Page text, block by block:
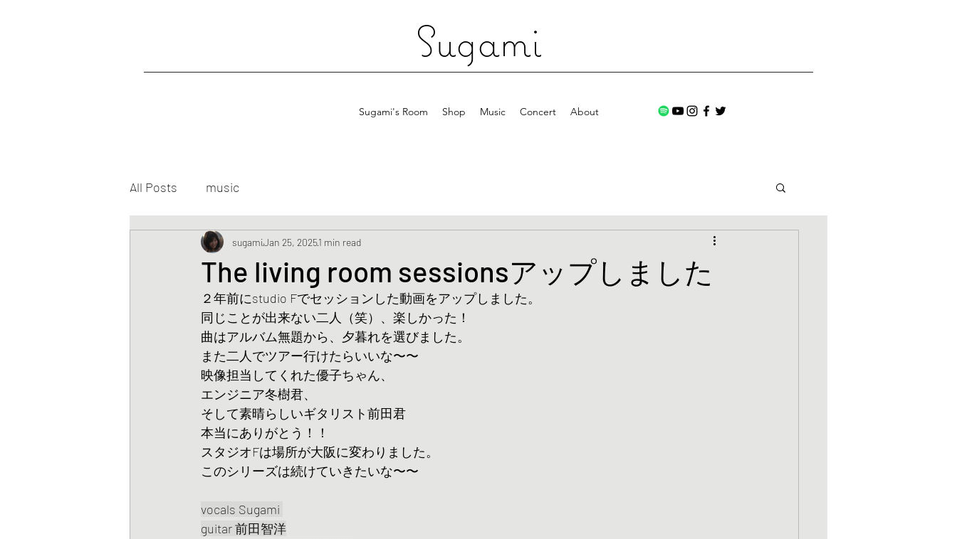
Sugami
Sugami's Room Shop Music Concert About
All Posts music
The living room sessionsアップしました
sugamiJan 25, 20251 min read
２年前にstudio Fでセッションした動画をアップしました。
同じことが出来ない二人（笑）、楽しかった！
曲はアルバム無題から、夕暮れを選びました。
また二人でツアー行けたらいいな〜〜
映像担当してくれた優子ちゃん、
エンジニア冬樹君、
そして素晴らしいギタリスト前田君
本当にありがとう！！
スタジオFは場所が大阪に変わりました。
このシリーズは続けていきたいな〜〜
vocals Sugami
guitar 前田智洋